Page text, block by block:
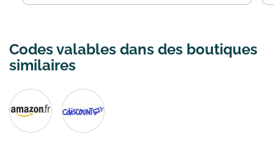
Codes valables dans des boutiques
similaires